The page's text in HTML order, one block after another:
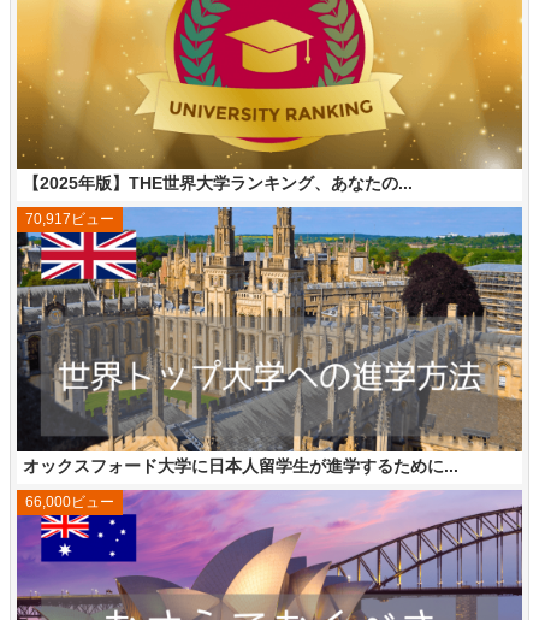
【2025年版】THE世界大学ランキング、あなたの...
オックスフォード大学に日本人留学生が進学するために...
70,917ビュー
66,000ビュー